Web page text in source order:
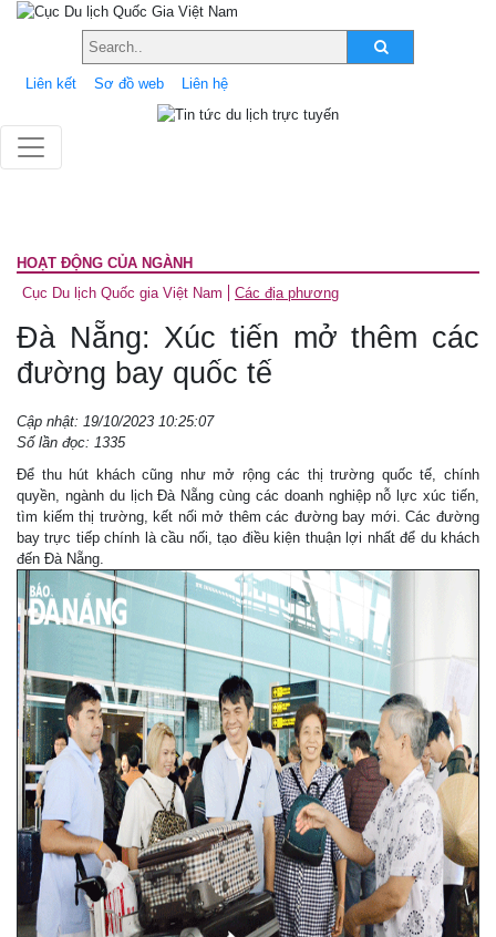
Liên kết Sơ đồ web Liên hệ
HOẠT ĐỘNG CỦA NGÀNH
Cục Du lịch Quốc gia Việt Nam
Các địa phương
Đà Nẵng: Xúc tiến mở thêm các
đường bay quốc tế
Cập nhật: 19/10/2023 10:25:07
Số lần đọc: 1335
Để thu hút khách cũng như mở rộng các thị trường quốc tế, chính
quyền, ngành du lịch Đà Nẵng cùng các doanh nghiệp nỗ lực xúc tiến,
tìm kiếm thị trường, kết nối mở thêm các đường bay mới. Các đường
bay trực tiếp chính là cầu nối, tạo điều kiện thuận lợi nhất để du khách
đến Đà Nẵng.